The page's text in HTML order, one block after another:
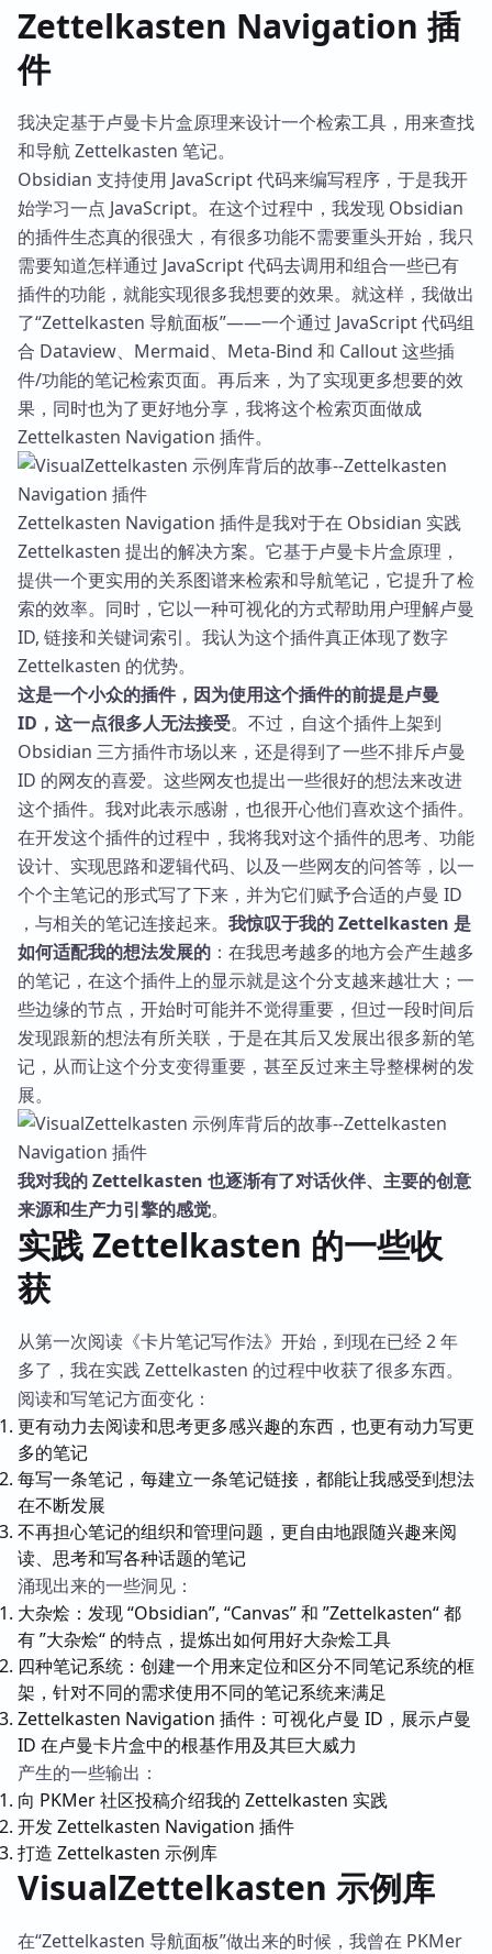
Zettelkasten Navigation 插
件
我决定基于卢曼卡片盒原理来设计一个检索工具，用来查找
和导航 Zettelkasten 笔记。
Obsidian 支持使用 JavaScript 代码来编写程序，于是我开
始学习一点 JavaScript。在这个过程中，我发现 Obsidian
的插件生态真的很强大，有很多功能不需要重头开始，我只
需要知道怎样通过 JavaScript 代码去调用和组合一些已有
插件的功能，就能实现很多我想要的效果。就这样，我做出
了“Zettelkasten 导航面板”——一个通过 JavaScript 代码组
合 Dataview、Mermaid、Meta-Bind 和 Callout 这些插
件/功能的笔记检索页面。再后来，为了实现更多想要的效
果，同时也为了更好地分享，我将这个检索页面做成
Zettelkasten Navigation 插件。
Zettelkasten Navigation 插件是我对于在 Obsidian 实践
Zettelkasten 提出的解决方案。它基于卢曼卡片盒原理，
提供一个更实用的关系图谱来检索和导航笔记，它提升了检
索的效率。同时，它以一种可视化的方式帮助用户理解卢曼
ID, 链接和关键词索引。我认为这个插件真正体现了数字
Zettelkasten 的优势。
这是一个小众的插件，因为使用这个插件的前提是卢曼
ID，这一点很多人无法接受。不过，自这个插件上架到
Obsidian 三方插件市场以来，还是得到了一些不排斥卢曼
ID 的网友的喜爱。这些网友也提出一些很好的想法来改进
这个插件。我对此表示感谢，也很开心他们喜欢这个插件。
在开发这个插件的过程中，我将我对这个插件的思考、功能
设计、实现思路和逻辑代码、以及一些网友的问答等，以一
个个主笔记的形式写了下来，并为它们赋予合适的卢曼 ID
，与相关的笔记连接起来。 我惊叹于我的 Zettelkasten 是
如何适配我的想法发展的 ：在我思考越多的地方会产生越多
的笔记，在这个插件上的显示就是这个分支越来越壮大；一
些边缘的节点，开始时可能并不觉得重要，但过一段时间后
发现跟新的想法有所关联，于是在其后又发展出很多新的笔
记，从而让这个分支变得重要，甚至反过来主导整棵树的发
展。
我对我的 Zettelkasten 也逐渐有了对话伙伴、主要的创意
来源和生产力引擎的感觉。
实践 Zettelkasten 的一些收
获
从第一次阅读《卡片笔记写作法》开始，到现在已经 2 年
多了，我在实践 Zettelkasten 的过程中收获了很多东西。
阅读和写笔记方面变化：
更有动力去阅读和思考更多感兴趣的东西，也更有动力写更
多的笔记
每写一条笔记，每建立一条笔记链接，都能让我感受到想法
在不断发展
不再担心笔记的组织和管理问题，更自由地跟随兴趣来阅
读、思考和写各种话题的笔记
涌现出来的一些洞见：
大杂烩：发现 “Obsidian”, “Canvas” 和 ”Zettelkasten“ 都
有 ”大杂烩“ 的特点，提炼出如何用好大杂烩工具
四种笔记系统：创建一个用来定位和区分不同笔记系统的框
架，针对不同的需求使用不同的笔记系统来满足
Zettelkasten Navigation 插件：可视化卢曼 ID，展示卢曼
ID 在卢曼卡片盒中的根基作用及其巨大威力
产生的一些输出：
向 PKMer 社区投稿介绍我的 Zettelkasten 实践
开发 Zettelkasten Navigation 插件
打造 Zettelkasten 示例库
VisualZettelkasten 示例库
在“Zettelkasten 导航面板”做出来的时候，我曾在 PKMer